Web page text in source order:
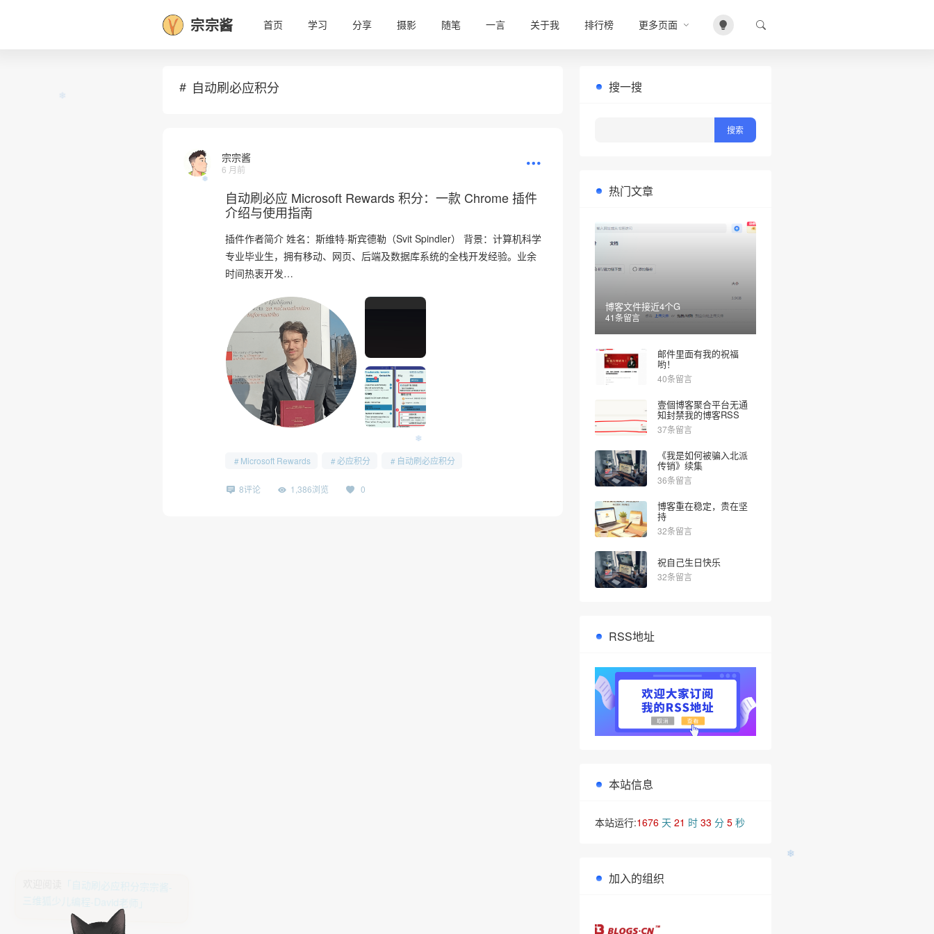
宗宗酱 首页 学习 分享 摄影 随笔 一言 关于我 排行榜 更多页面
自动刷必应积分
宗宗酱
6 月前
自动刷必应 Microsoft Rewards 积分：一款 Chrome 插件
介绍与使用指南
插件作者简介 姓名：斯维特·斯宾德勒（Svit Spindler） 背景：计算机科学
专业毕业生，拥有移动、网页、后端及数据库系统的全栈开发经验。业余
时间热衷开发…
Microsoft Rewards 必应积分 自动刷必应积分
8评论 1,386浏览 0
搜一搜
热门文章
博客文件接近4个G
41条留言
邮件里面有我的祝福
哟！
40条留言
壹個博客聚合平台无通
知封禁我的博客RSS
37条留言
《我是如何被骗入北派
传销》续集
36条留言
博客重在稳定，贵在坚
持
32条留言
祝自己生日快乐
32条留言
RSS地址
本站信息
本站运行:1676天 21 时 33 分 6秒
加入的组织